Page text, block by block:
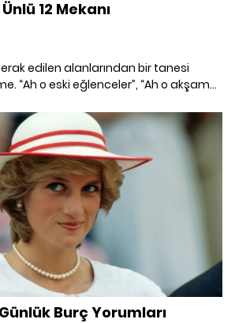
12 Mekanı
edilen alanlarından bir tanesi
“Ah o eski eğlenceler”, “Ah o akşam
Boğaz manzaralı en iyi restoranları
restoranlar listesi; İstanbul'un en
Burç Yorumları